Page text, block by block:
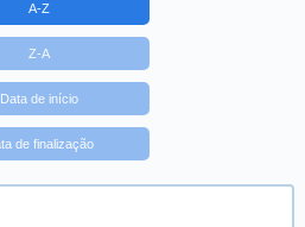
A-Z
Z-A
Data de início
de finalização